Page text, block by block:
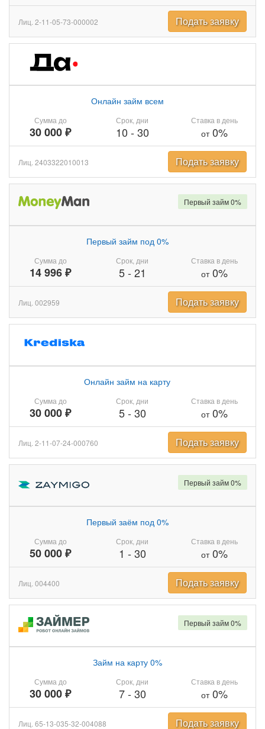
Лиц. 2-11-05-73-000002 Подать заявку
Сумма до
30 000 ₽
Онлайн займ всем
Срок, дни
10 - 30
Ставка в день
от0%
Лиц. 2403322010013 Подать заявку
Сумма до
14 996 ₽
Первый займ под 0%
Срок, дни
5- 21
Ставка в день
от0%
Первый займ 0%
Лиц. 002959 Подать заявку
Сумма до
30 000 ₽
Онлайн займ на карту
Срок, дни
5- 30
Ставка в день
от0%
Лиц. 2-11-07-24-000760 Подать заявку
Сумма до
50 000 ₽
Первый заём под 0%
Срок, дни
1 - 30
Ставка в день
от0%
Первый займ 0%
Лиц. 004400 Подать заявку
Сумма до
30 000 ₽
Займ на карту 0%
Срок, дни
7- 30
Ставка в день
от0%
Первый займ 0%
Лиц. 65-13-035-32-004088 Подать заявку